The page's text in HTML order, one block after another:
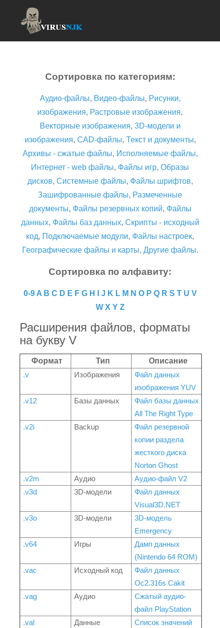
Сортировка по категориям:
Аудио-файлы, Видео-файлы, Рисунки,
изображения, Растровые изображения,
Векторные изображения, 3D-модели и
изображения, CAD-файлы, Текст и документы,
Архивы - сжатые файлы, Исполняемые файлы,
Интернет - web файлы, Файлы игр, Образы
дисков, Системные файлы, Файлы шрифтов,
Зашифрованные файлы, Размеченные
документы, Файлы резервных копий, Файлы
данных, Файлы баз данных, Скрипты - исходный
код, Подключаемые модули, Файлы настроек,
Географические файлы и карты, Другие файлы.
Сортировка по алфавиту:
0-9 A B C D E F G H J K L M N O P Q R S T U V
W X Y Z
Расширения файлов, форматы
на букву V
Формат Тип
Описание
.v
Изображения
Файл данных
изображения YUV
.v12
Базы данных
Файл базы данных
All The Right Type
.v2i
Backup
Файл резервной
копии раздела
жесткого диска
Norton Ghost
.v2m
Аудио
Аудио-файл V2
.v3d
3D-модели
Файл данных
Visual3D.NET
.v3o
3D-модели
3D-модель
Emergency
.v64
Игры
Дамп данных
(Nintendo 64 ROM)
.vac
Исходный код
Файл данных
Oc2.316s Cakit
.vag
Аудио
Сжатый аудио-
файл PlayStation
.val
Данные
Список значений